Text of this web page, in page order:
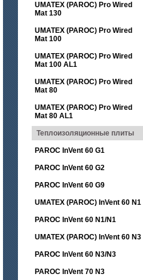
UMATEX (PAROC) Pro Wired
Mat 130
UMATEX (PAROC) Pro Wired
Mat 100
UMATEX (PAROC) Pro Wired
Mat 100 AL1
UMATEX (PAROC) Pro Wired
Mat 80
UMATEX (PAROC) Pro Wired
Mat 80 AL1
Теплоизоляционные плиты
PAROC InVent 60 G1
PAROC InVent 60 G2
PAROC InVent 60 G9
UMATEX (PAROC) InVent 60 N1
PAROC InVent 60 N1/N1
UMATEX (PAROC) InVent 60 N3
PAROC InVent 60 N3/N3
PAROC InVent 70 N3